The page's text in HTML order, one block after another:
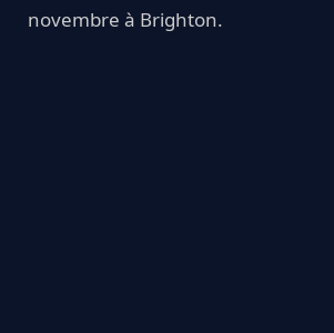
novembre à Brighton.